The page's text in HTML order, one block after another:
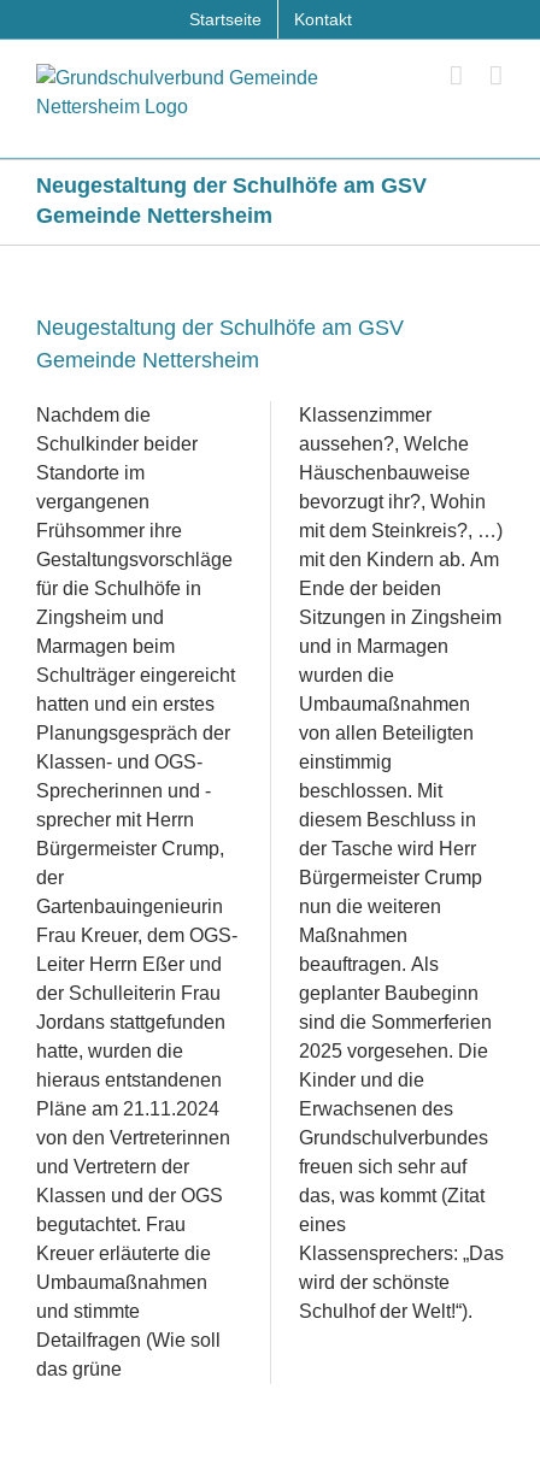
Inhalt
springen
Startseite Kontakt
Neugestaltung der Schulhöfe am GSV
Gemeinde Nettersheim
Neugestaltung der Schulhöfe am GSV
Gemeinde Nettersheim
Nachdem die
Schulkinder beider
Standorte im
vergangenen
Frühsommer ihre
Gestaltungsvorschläge
für die Schulhöfe in
Zingsheim und
Marmagen beim
Schulträger eingereicht
hatten und ein erstes
Planungsgespräch der
Klassen- und OGS-
Sprecherinnen und -
sprecher mit Herrn
Bürgermeister Crump,
der
Gartenbauingenieurin
Frau Kreuer, dem OGS-
Leiter Herrn Eßer und
der Schulleiterin Frau
Jordans stattgefunden
hatte, wurden die
hieraus entstandenen
Pläne am 21.11.2024
von den Vertreterinnen
und Vertretern der
Klassen und der OGS
begutachtet. Frau
Kreuer erläuterte die
Umbaumaßnahmen
und stimmte
Detailfragen (Wie soll
das grüne
Klassenzimmer
aussehen?, Welche
Häuschenbauweise
bevorzugt ihr?, Wohin
mit dem Steinkreis?, …)
mit den Kindern ab. Am
Ende der beiden
Sitzungen in Zingsheim
und in Marmagen
wurden die
Umbaumaßnahmen
von allen Beteiligten
einstimmig
beschlossen. Mit
diesem Beschluss in
der Tasche wird Herr
Bürgermeister Crump
nun die weiteren
Maßnahmen
beauftragen. Als
geplanter Baubeginn
sind die Sommerferien
2025 vorgesehen. Die
Kinder und die
Erwachsenen des
Grundschulverbundes
freuen sich sehr auf
das, was kommt (Zitat
eines
Klassensprechers: „Das
wird der schönste
Schulhof der Welt!“).